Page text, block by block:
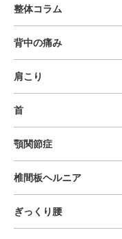
整体コラム
背中の痛み
肩こり
首
顎関節症
椎間板ヘルニア
ぎっくり腰